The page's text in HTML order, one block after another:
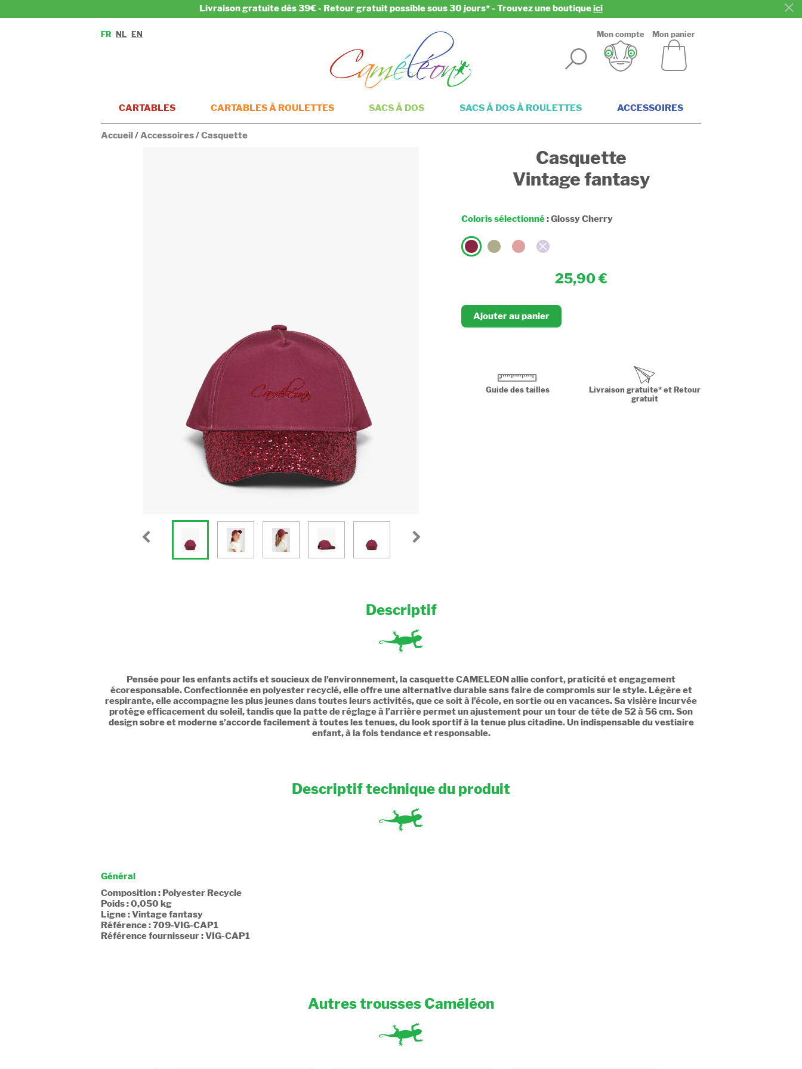
Livraison gratuite dès 39€ - Retour gratuit possible sous 30 jours* - Trouvez une boutiqueici
FR NL EN Mon compte Mon panier
CARTABLES CARTABLES À ROULETTES SACS À DOS SACS À DOS À ROULETTES ACCESSOIRES
Accueil/Accessoires/Casquette
Casquette
Vintage fantasy
Coloris sélectionné:Glossy Cherry
25,90
Ajouter au panier
Guide des tailles
Livraison gratuite* et Retour
gratuit
Descriptif
Pensée pour les enfants actifs et soucieux de l’environnement, la casquette CAMELEON allie confort, praticité et engagement
écoresponsable. Confectionnée en polyester recyclé, elle offre une alternative durable sans faire de compromis sur le style. Légère et
respirante, elle accompagne les plus jeunes dans toutes leurs activités, que ce soit à l’école, en sortie ou en vacances. Sa visière incurvée
protège efficacement du soleil, tandis que la patte de réglage à l’arrière permet un ajustement pour un tour de tête de 52 à 56 cm. Son
design sobre et moderne s’accorde facilement à toutes les tenues, du look sportif à la tenue plus citadine. Un indispensable du vestiaire
enfant, à la fois tendance et responsable.
Descriptif technique du produit
Général
Composition : Polyester Recycle
Poids : 0,050 kg
Ligne : Vintage fantasy
Référence : 709-VIG-CAP1
Référence fournisseur : VIG-CAP1
Autres trousses Caméléon